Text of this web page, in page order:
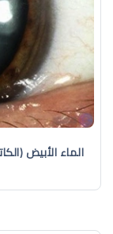
الماء الأبيض